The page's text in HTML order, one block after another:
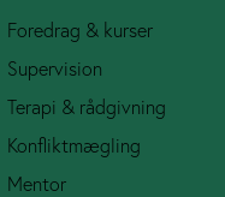
Foredrag & kurser
Supervision
Terapi & rådgivning
Konfliktmægling
Mentor